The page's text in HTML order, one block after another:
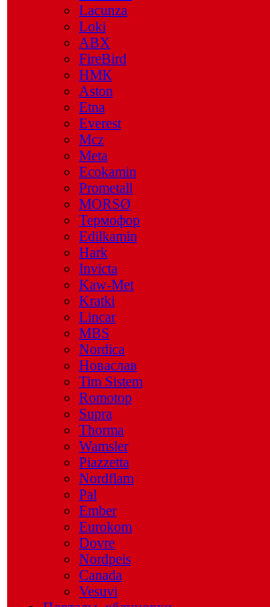
Lacunza
Loki
ABX
FireBird
НМК
Aston
Etna
Everest
Mcz
Meta
Ecokamin
Prometall
MORSØ
Термофор
Edilkamin
Hark
Invicta
Kaw-Met
Kratki
Lincar
MBS
Nordica
Новаслав
Tim Sistem
Romotop
Supra
Thorma
Wamsler
Piazzetta
Nordflam
Pal
Ember
Eurokom
Dovre
Nordpeis
Canada
Vesuvi